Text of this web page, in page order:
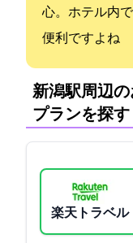
心。ホテル内
便利ですよね
新潟駅周辺
プランを探す
楽天トラベル